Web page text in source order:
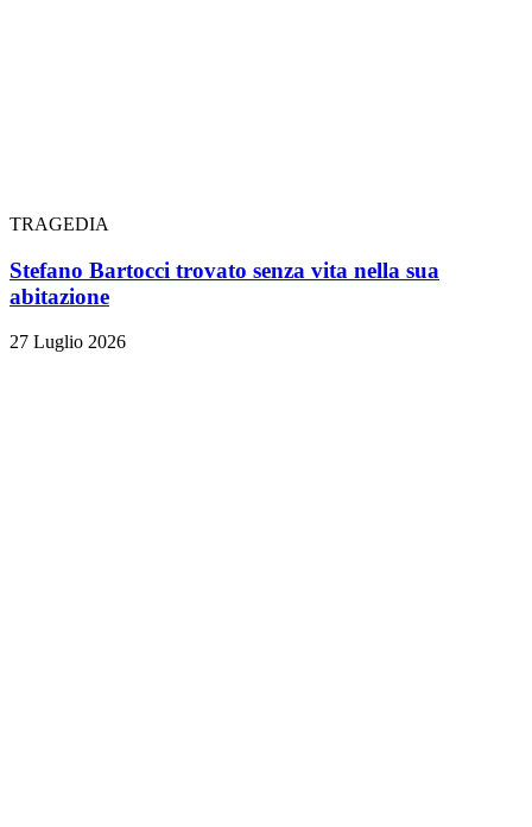
TRAGEDIA
Stefano Bartocci trovato senza vita nella sua
abitazione
27 Luglio 2026